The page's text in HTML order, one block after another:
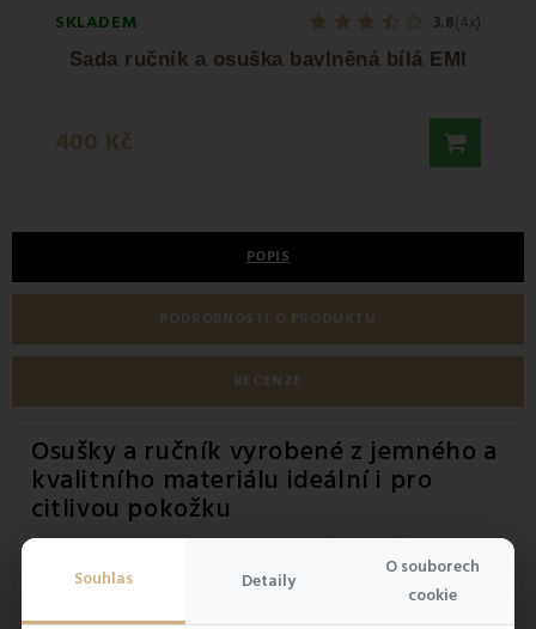
Souhlas Detaily
O souborech
cookie
SKLADEM 3.8(4x)
Sada ručník a osuška bavlněná bílá EMI
400 Kč
POPIS
PODROBNOSTI O PRODUKTU
RECENZE
Osušky a ručník vyrobené z jemného a
kvalitního materiálu ideální i pro
citlivou pokožku
Bavlněnéosuškyaručníkneobsahují žádné přidané
vlákna
. Jsou vyrobeny ze 100% bavlny, díky čemuž je
kontakt s pokožkou velmi příjemný. Bavlněné i bambusové
osušky EMI sisvé barvy zachovávají i po